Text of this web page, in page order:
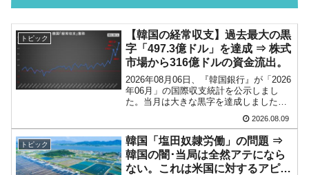
『Money1』
韓国K9専用砲弾･装薬自動供給装甲車両･珍兵
器「K10」が改良に乗り出す。
『Money1』
韓国「2026年07月の輸出入」絶好調。半導体
だけで410億ドル、輸出全体の41％もある
韓国･李在明「青年層の雇用状況が悪い。せ
や、若者に起業させよう」⇒ どんな雇用対策だソレ。
『Money1』
【韓国の外貨準備】2026年07月は4,279億ド
ル。外平債の発行「19.4億ドル」
トピック
【韓国の経常収支】過去最大の黒
字「497.3億ドル」を達成 ⇒ 株式
市場から316億ドルの資金流出。
2026年08月06日、『韓国銀行』が「2026
年06月」の国際収支統計を公示しまし
た。当月は大きな黒字を達成しました。
フォーカスしているのが2026年06月の経
常収支です。2026年06月貿易収支：4...
2026.08.09
トピック
韓国「塩田奴隷労働」の問題 ⇒
韓国の闇･当局は全然アテになら
ない。これは米国に対するアピー